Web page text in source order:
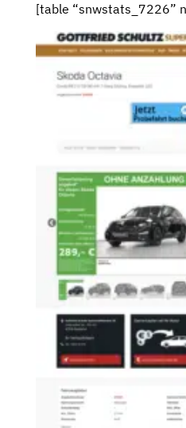
[table “snwstats_7226”